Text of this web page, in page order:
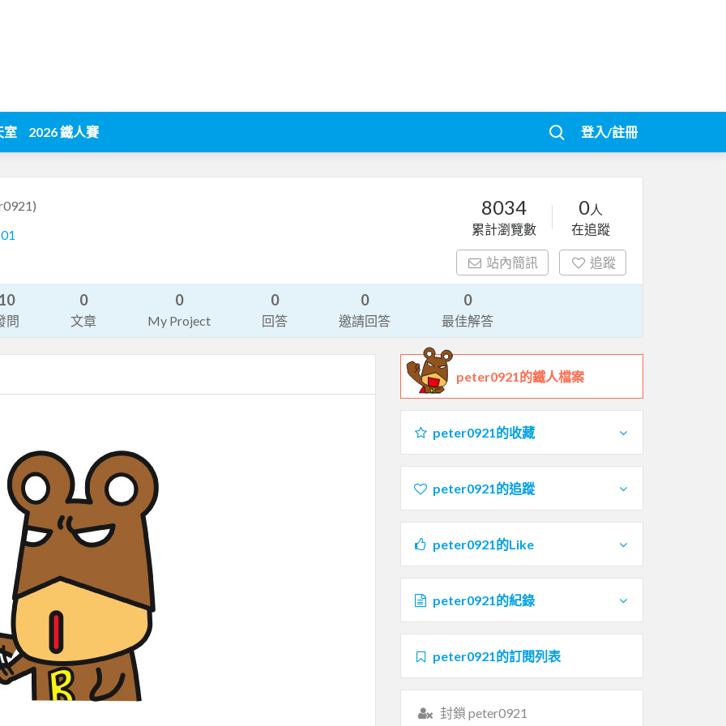
室 2026 鐵人賽 登入/註冊
8034
累計瀏覽數
0人
在追蹤
站內簡訊 追蹤
問
0
文章
0
My Project
0
回答
0
邀請回答
0
最佳解答
peter0921的鐵人檔案
peter0921的收藏
peter0921的追蹤
peter0921的Like
peter0921的紀錄
peter0921的訂閱列表
封鎖 peter0921